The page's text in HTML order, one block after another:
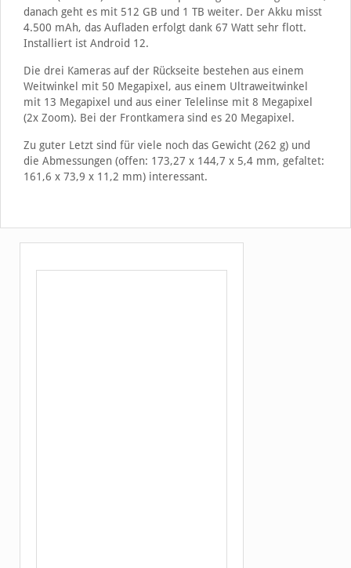
danach geht es mit 512 GB und 1 TB weiter. Der Akku misst
4.500 mAh, das Aufladen erfolgt dank 67 Watt sehr flott.
Installiert ist Android 12.
Die drei Kameras auf der Rückseite bestehen aus einem
Weitwinkel mit 50 Megapixel, aus einem Ultraweitwinkel
mit 13 Megapixel und aus einer Telelinse mit 8 Megapixel
(2x Zoom). Bei der Frontkamera sind es 20 Megapixel.
Zu guter Letzt sind für viele noch das Gewicht (262 g) und
die Abmessungen (offen: 173,27 x 144,7 x 5,4 mm, gefaltet:
161,6 x 73,9 x 11,2 mm) interessant.